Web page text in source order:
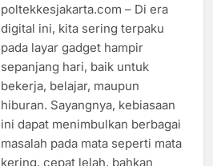
poltekkesjakarta.com – Di era
digital ini, kita sering terpaku
pada layar gadget hampir
sepanjang hari, baik untuk
bekerja, belajar, maupun
hiburan. Sayangnya, kebiasaan
ini dapat menimbulkan berbagai
masalah pada mata seperti mata
kering, cepat lelah, bahkan